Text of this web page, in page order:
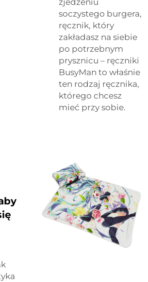
soczystego burgera,
ręcznik, który
zakładasz na siebie
po potrzebnym
prysznicu – ręczniki
BusyMan to właśnie
ten rodzaj ręcznika,
którego chcesz
mieć przy sobie.